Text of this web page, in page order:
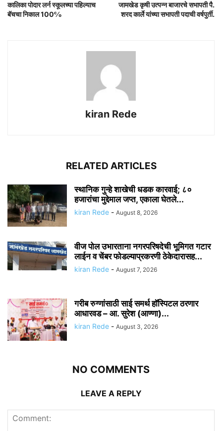
कालिका पोदार लर्न स्कूलच्या पहिल्याच
बॅचचा निकाल 100℅
जामखेड कृषी उत्पन्न बाजारचे सभापती पै.
शरद कार्ले यांच्या सभापती पदाची वर्षपुर्ती.
kiran Rede
RELATED ARTICLES
स्थानिक गुन्हे शाखेची धडक कारवाई; ८०
हजारांचा मुद्देमाल जप्त, एकाला घेतले...
kiran Rede - August 8, 2026
वीज पोल उभारताना नगरपरिषदेची भूमिगत गटार
लाईन व चेंबर फोडल्याप्रकरणी ठेकेदारासह...
kiran Rede - August 7, 2026
गरीब रुग्णांसाठी साई समर्थ हॉस्पिटल ठरणार
आधारवड – आ. सुरेश (आण्णा)...
kiran Rede - August 3, 2026
NO COMMENTS
LEAVE A REPLY